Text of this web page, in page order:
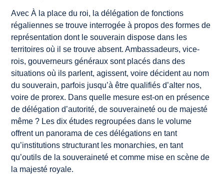
AvecÀ la place du roi, la délégation de fonctions
régaliennes se trouve interrogée à propos des formes de
représentation dont le souverain dispose dans les
territoires où il se trouve absent. Ambassadeurs, vice-
rois, gouverneurs généraux sont placés dans des
situations où ils parlent, agissent, voire décident au nom
du souverain, parfois jusqu’à être qualifiés d’alter nos,
voire de prorex. Dans quelle mesure est-on en présence
de délégation d’autorité, de souveraineté ou de majesté
même ? Les dix études regroupées dans le volume
offrent un panorama de ces délégations en tant
qu’institutions structurant les monarchies, en tant
qu’outils de la souveraineté et comme mise en scène de
la majesté royale.